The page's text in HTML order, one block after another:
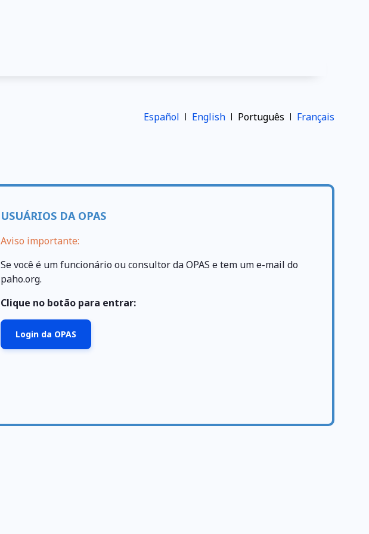
Español English Português Français
USUÁRIOS DA OPAS
Aviso importante:
Se você é um funcionário ou consultor da OPAS e tem um e-mail do
paho.org.
Clique no botão para entrar:
Login da OPAS